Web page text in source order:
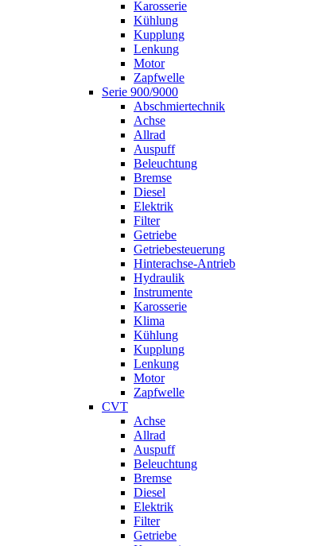
Karosserie
Kühlung
Kupplung
Lenkung
Motor
Zapfwelle
Serie 900/9000
Abschmiertechnik
Achse
Allrad
Auspuff
Beleuchtung
Bremse
Diesel
Elektrik
Filter
Getriebe
Getriebesteuerung
Hinterachse-Antrieb
Hydraulik
Instrumente
Karosserie
Klima
Kühlung
Kupplung
Lenkung
Motor
Zapfwelle
CVT
Achse
Allrad
Auspuff
Beleuchtung
Bremse
Diesel
Elektrik
Filter
Getriebe